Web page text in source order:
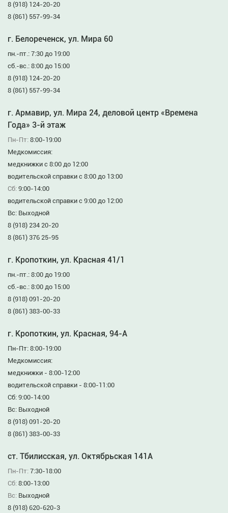
8 (918) 124-20-20
8 (861) 557-99-34
г. Белореченск, ул. Мира 60
пн.-пт.: 7:30 до 19:00
сб.-вс.: 8:00 до 15:00
8 (918) 124-20-20
8 (861) 557-99-34
г. Армавир, ул. Мира 24, деловой центр «Времена
Года» 3-й этаж
Пн-Пт: 8:00-19:00
Медкомиссия:
медкнижки с 8:00 до 12:00
водительской справки с 8:00 до 13:00
Сб: 9:00-14:00
водительской справки с 9:00 до 12:00
Вс: Выходной
8 (918) 234 20-20
8 (861) 376 25-95
г. Кропоткин, ул. Красная 41/1
пн.-пт.: 8:00 до 19:00
сб.-вс.: 8:00 до 15:00
8 (918) 091-20-20
8 (861) 383-00-33
г. Кропоткин, ул. Красная, 94-А
Пн-Пт: 8:00-19:00
Медкомиссия:
медкнижки - 8:00-12:00
водительской справки - 8:00-11:00
Сб: 9:00-14:00
Вс: Выходной
8 (918) 091-20-20
8 (861) 383-00-33
ст. Тбилисская, ул. Октябрьская 141А
Пн-Пт: 7:30-18:00
Сб: 8:00-13:00
Вс: Выходной
8 (918) 620-620-3